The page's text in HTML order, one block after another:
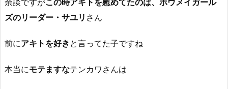
余談ですがこの時アキトを慰めてたのは、ホウメイガール
ズのリーダー・サユリ さん
前にアキトを好き と言ってた子ですね
本当にモテますなテンカワさんは